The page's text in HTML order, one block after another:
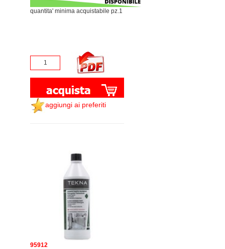
quantita' minima acquistabile pz.1
aggiungi ai preferiti
95912